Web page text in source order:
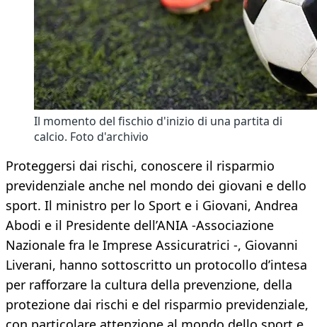
Il momento del fischio d'inizio di una partita di
calcio. Foto d'archivio
Proteggersi dai rischi, conoscere il risparmio
previdenziale anche nel mondo dei giovani e dello
sport. Il ministro per lo Sport e i Giovani, Andrea
Abodi e il Presidente dell’ANIA -Associazione
Nazionale fra le Imprese Assicuratrici -, Giovanni
Liverani, hanno sottoscritto un protocollo d’intesa
per rafforzare la cultura della prevenzione, della
protezione dai rischi e del risparmio previdenziale,